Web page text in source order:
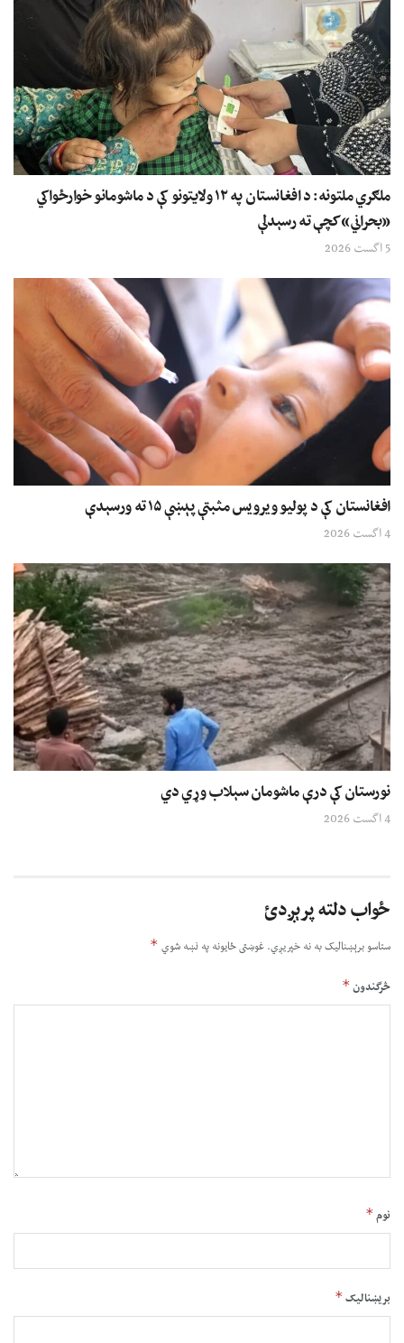
ملګري ملتونه: د افغانستان په ۱۲ ولایتونو کې د ماشومانو خوارځواکي
«بحراني» کچې ته رسېدلې
5 اگست 2026
افغانستان کې د پولیو ویرویس مثبتې پېښې ۱۵ ته ورسېدې
4 اگست 2026
نورستان کې درې ماشومان سېلاب وړي دي
4 اگست 2026
ځواب دلته پرېږدئ
ستاسو برېښناليک به نه خپريږي.غوښتى ځایونه په نښه شوي *
څرگندون*
نوم*
بریښنالیک*